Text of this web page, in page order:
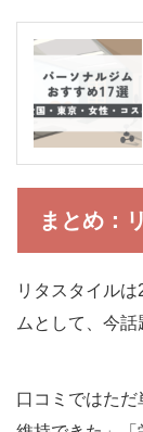
まとめ：
リタスタイル
ムとして、今話
口コミではた